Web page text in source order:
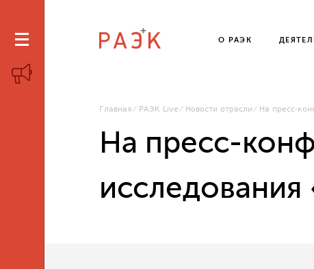
О РАЭК
Главная РАЭК Live Новости отрасли На пресс-
На пресс-